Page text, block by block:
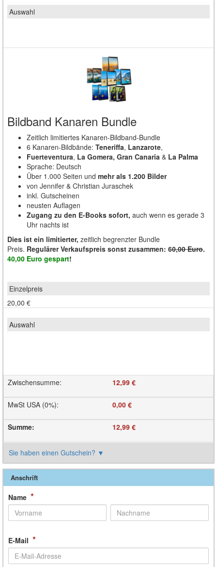
Bildband Kanaren Bundle
Zeitlich limitiertes Kanaren-Bildband-Bundle
6 Kanaren-Bildbände: Teneriffa, Lanzarote,
Fuerteventura, La Gomera, Gran Canaria & La Palma
Sprache: Deutsch
Über 1.000 Seiten und mehr als 1.200 Bilder
von Jennifer & Christian Juraschek
inkl. Gutscheinen
neusten Auflagen
Zugang zu den E-Books sofort, auch wenn es gerade 3
Uhr nachts ist
Dies ist ein limitierter, zeitlich begrenzter Bundle
Preis. Regulärer Verkaufspreis sonst zusammen: 60,00 Euro.
40,00 Euro gespart!
20,00 €
Zwischensumme: 12,99 €
MwSt USA (0%): 0,00 €
Summe: 12,99 €
Sie haben einen Gutschein? ▼
Anschrift
Name *
E-Mail *